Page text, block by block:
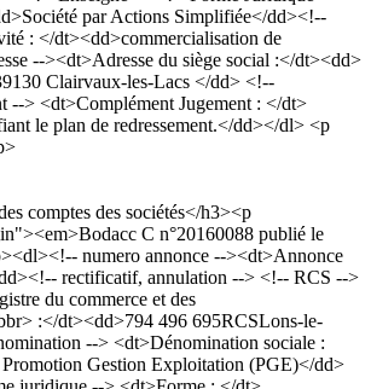
par Actions Simplifiée</dd><!--
: </dt><dd>commercialisation de
--><dt>Adresse du siège social :</dt><dd>
Clairvaux-les-Lacs </dd> <!--
--> <dt>Complément Jugement : </dt>
le plan de redressement.</dd></dl> <p
comptes des sociétés</h3><p
C n°20160088 publié le
numero annonce --><dt>Annonce
rectificatif, annulation --> <!-- RCS -->
du commerce et des
:</dt><dd>794 496 695RCSLons-le-
--> <dt>Dénomination sociale :
Gestion Exploitation (PGE)</dd>